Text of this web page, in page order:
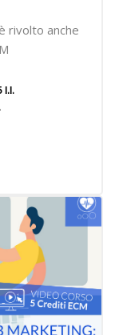
rivolto anche
I.I.